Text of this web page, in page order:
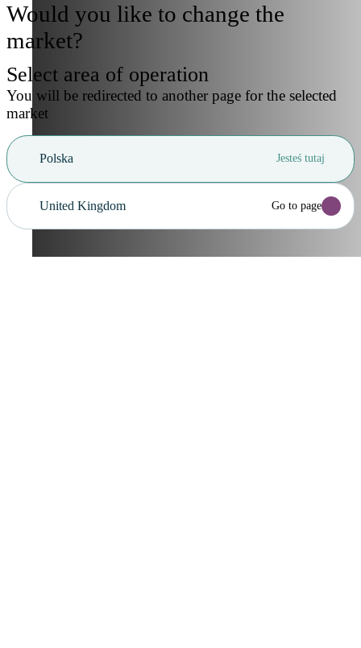
Would you like to change the
market?
Select area of operation
You will be redirected to another page for the selected
market
Polska Jesteś tutaj
United Kingdom Go to page